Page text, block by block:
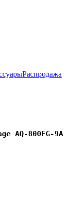
Распродажа
AQ-800EG-9A